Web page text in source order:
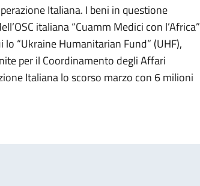
Italiana. I beni in questione
italiana “Cuamm Medici con l’Africa”
“Ukraine Humanitarian Fund” (UHF),
per il Coordinamento degli Affari
Italiana lo scorso marzo con 6 milioni